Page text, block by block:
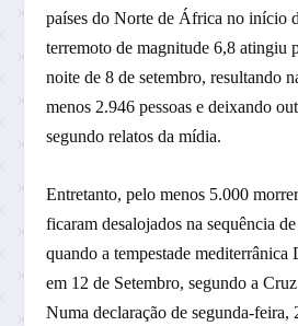
países do Norte de África no início
terremoto de magnitude 6,8 atingiu
noite de 8 de setembro, resultando
menos 2.946 pessoas e deixando
segundo relatos da mídia.
Entretanto, pelo menos 5.000
ficaram desalojados na sequência
quando a tempestade
em 12 de Setembro, segundo a
Numa declaração de segunda-feira,